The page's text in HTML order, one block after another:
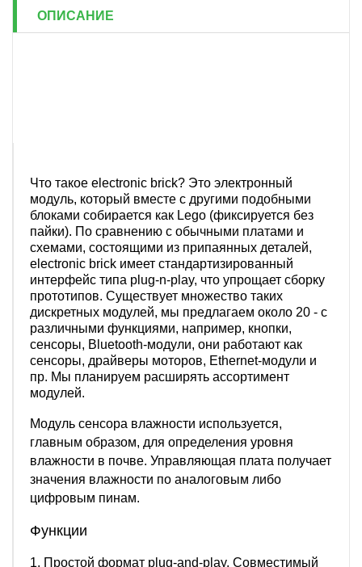
ОПИСАНИЕ
Что такое electronic brick? Это электронный
модуль, который вместе с другими подобными
блоками собирается как Lego (фиксируется без
пайки). По сравнению с обычными платами и
схемами, состоящими из припаянных деталей,
electronic brick имеет стандартизированный
интерфейс типа plug-n-play, что упрощает сборку
прототипов. Существует множество таких
дискретных модулей, мы предлагаем около 20 - с
различными функциями, например, кнопки,
сенсоры, Bluetooth-модули, они работают как
сенсоры, драйверы моторов, Ethernet-модули и
пр. Мы планируем расширять ассортимент
модулей.
Модуль сенсора влажности используется,
главным образом, для определения уровня
влажности в почве. Управляющая плата получает
значения влажности по аналоговым либо
цифровым пинам.
Функции
1. Простой формат plug-and-play. Совместимый